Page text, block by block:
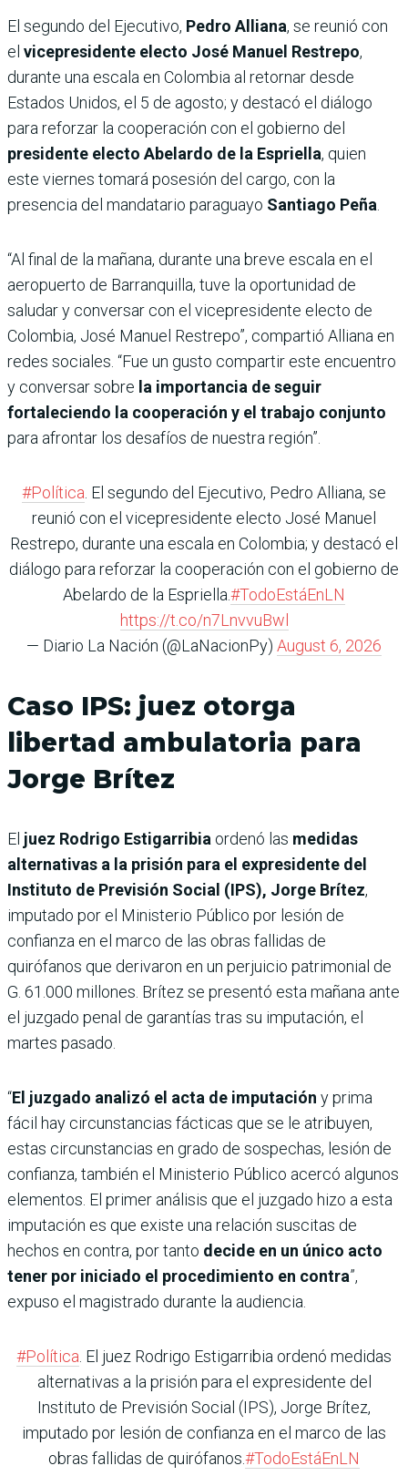
El segundo del Ejecutivo, Pedro Alliana, se reunió con
el vicepresidente electo José Manuel Restrepo,
durante una escala en Colombia al retornar desde
Estados Unidos, el 5 de agosto; y destacó el diálogo
para reforzar la cooperación con el gobierno del
presidente electo Abelardo de la Espriella, quien
este viernes tomará posesión del cargo, con la
presencia del mandatario paraguayo Santiago Peña
“Al final de la mañana, durante una breve escala en el
aeropuerto de Barranquilla, tuve la oportunidad de
saludar y conversar con el vicepresidente electo de
Colombia, José Manuel Restrepo”, compartió Alliana en
redes sociales. “Fue un gusto compartir este encuentro
y conversar sobre la importancia de seguir
fortaleciendo la cooperación y el trabajo conjunto
para afrontar los desafíos de nuestra región”.
#Política . El segundo del Ejecutivo, Pedro Alliana, se
reunió con el vicepresidente electo José Manuel
Restrepo, durante una escala en Colombia; y destacó el
diálogo para reforzar la cooperación con el gobierno de
Abelardo de la Espriella.#TodoEstáEnLN
https://t.co/n7LnvvuBwl
— Diario La Nación (@LaNacionPy) August 6, 2026
Caso IPS: juez otorga
libertad ambulatoria para
Jorge Brítez
El juez Rodrigo Estigarribia ordenó las medidas
alternativas a la prisión para el expresidente del
Instituto de Previsión Social (IPS), Jorge Brítez,
imputado por el Ministerio Público por lesión de
confianza en el marco de las obras fallidas de
quirófanos que derivaron en un perjuicio patrimonial de
G. 61.000 millones. Brítez se presentó esta mañana ante
el juzgado penal de garantías tras su imputación, el
martes pasado.
“El juzgado analizó el acta de imputación y prima
fácil hay circunstancias fácticas que se le atribuyen,
estas circunstancias en grado de sospechas, lesión de
confianza, también el Ministerio Público acercó algunos
elementos. El primer análisis que el juzgado hizo a esta
imputación es que existe una relación suscitas de
hechos en contra, por tanto decide en un único acto
tener por iniciado el procedimiento en contra”,
expuso el magistrado durante la audiencia.
#Política . El juez Rodrigo Estigarribia ordenó medidas
alternativas a la prisión para el expresidente del
Instituto de Previsión Social (IPS), Jorge Brítez,
imputado por lesión de confianza en el marco de las
obras fallidas de quirófanos.#TodoEstáEnLN